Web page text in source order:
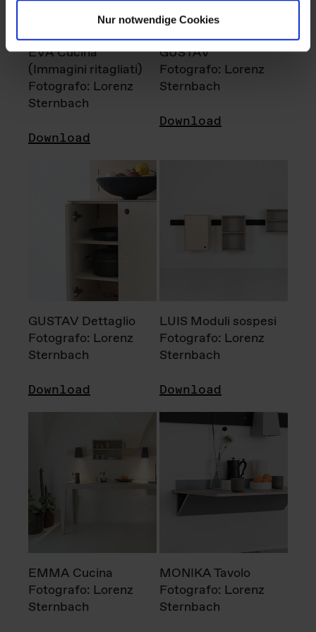
Nur notwendige Cookies
EVA Cucina
(Immagini ritagliati)
Fotografo: Lorenz
Sternbach
Download
GUSTAV
Fotografo: Lorenz
Sternbach
Download
GUSTAV Dettaglio
Fotografo: Lorenz
Sternbach
Download
LUIS Moduli sospesi
Fotografo: Lorenz
Sternbach
Download
EMMA Cucina
Fotografo: Lorenz
Sternbach
MONIKA Tavolo
Fotografo: Lorenz
Sternbach